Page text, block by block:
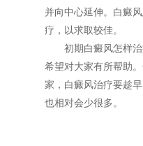
并向中心延伸。白癜
疗，以求取较佳。
初期白癜风怎样治
希望对大家有所帮助。
家，白癜风治疗要趁
也相对会少很多。